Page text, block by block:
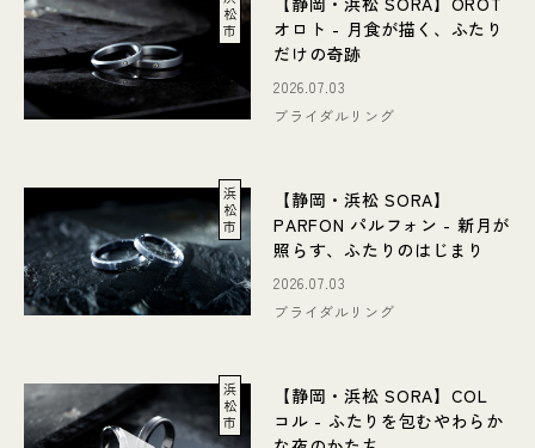
松
市
オロト - 月食が描く、ふたり
だけの奇跡
2026.07.03
ブライダルリング
浜
松
市
【静岡・浜松 SORA】
PARFON パルフォン - 新月が
照らす、ふたりのはじまり
2026.07.03
ブライダルリング
浜
松
市
【静岡・浜松 SORA】COL
コル - ふたりを包むやわらか